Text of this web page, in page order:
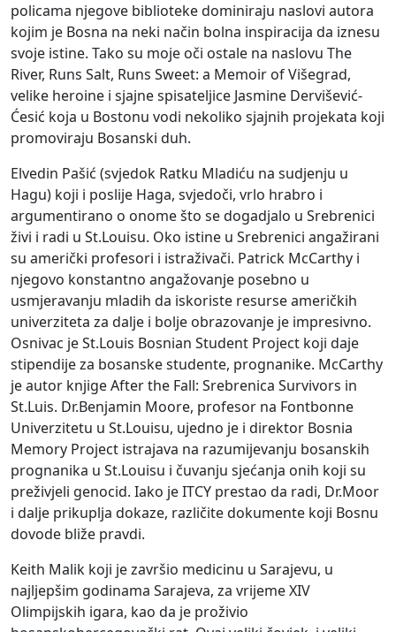
policama njegove biblioteke dominiraju naslovi autora
kojim je Bosna na neki način bolna inspiracija da iznesu
svoje istine. Tako su moje oči ostale na naslovu The
River, Runs Salt, Runs Sweet: a Memoir of Višegrad,
velike heroine i sjajne spisateljice Jasmine Dervišević-
Ćesić koja u Bostonu vodi nekoliko sjajnih projekata koji
promoviraju Bosanski duh.
Elvedin Pašić (svjedok Ratku Mladiću na sudjenju u
Hagu) koji i poslije Haga, svjedoči, vrlo hrabro i
argumentirano o onome što se dogadjalo u Srebrenici
živi i radi u St.Louisu. Oko istine u Srebrenici angažirani
su američki profesori i istraživači. Patrick McCarthy i
njegovo konstantno angažovanje posebno u
usmjeravanju mladih da iskoriste resurse američkih
univerziteta za dalje i bolje obrazovanje je impresivno.
Osnivac je St.Louis Bosnian Student Project koji daje
stipendije za bosanske studente, prognanike. McCarthy
je autor knjige After the Fall: Srebrenica Survivors in
St.Luis. Dr.Benjamin Moore, profesor na Fontbonne
Univerzitetu u St.Louisu, ujedno je i direktor Bosnia
Memory Project istrajava na razumijevanju bosanskih
prognanika u St.Louisu i čuvanju sjećanja onih koji su
preživjeli genocid. Iako je ITCY prestao da radi, Dr.Moor
i dalje prikuplja dokaze, različite dokumente koji Bosnu
dovode bliže pravdi.
Keith Malik koji je završio medicinu u Sarajevu, u
najljepšim godinama Sarajeva, za vrijeme XIV
Olimpijskih igara, kao da je proživio